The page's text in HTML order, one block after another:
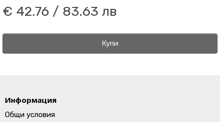
€ 42.76 / 83.63 лв
Купи
Информация
Общи условия